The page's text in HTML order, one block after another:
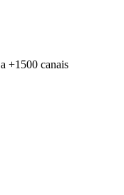
+1500 canais